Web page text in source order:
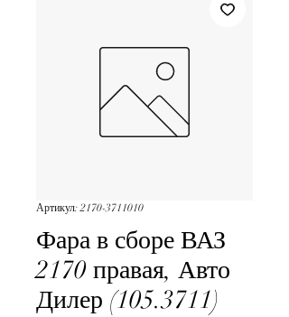
Артикул: 2170-3711010
Фара в сборе ВАЗ
2170 правая, Авто
Дилер (105.3711)